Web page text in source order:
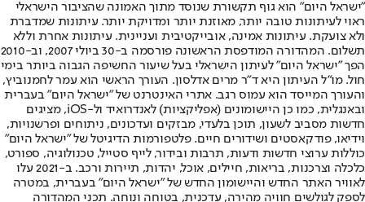
"ישראל היום" הוא גוף תקשורת שנוסד מתוך האמונה שהציבור הישראלי
ראוי לעיתונות טובה יותר, מאוזנת יותר ומדויקת יותר. עיתונות שמדברת
ולא צועקת. עיתונות אמינה, אובייקטיבית ועניינית. עיתונות אחרת וללא
תשלום. המהדורה המודפסת הראשונה פורסמה ב-30 ביולי 2007, וב-2010
הפך "ישראל היום" לעיתון הישראלי בעל שיעור החשיפה הגבוה ביותר בימי
חול. מו"ל העיתון היא ד"ר מרים אדלסון. העורך הראשי הוא עמר לחמנוביץ,
והעורך המייסד הוא עמוס רגב. אתרי האינטרנט של "ישראל היום" בעברית
ובאנגלית, כמו כן היישומונים (אפליקציות) לאנדרואיד ול-iOS, מציגים
חדשות מסביב לשעון, תוכן בלעדי, מבזקים ועדכונים, ניתוחים ופרשנויות,
וידיאו, פודקאסטים ושידורים חיים. פלטפורמות הדיגיטל של "ישראל היום"
כוללות ערוצי חדשות ודעות, תרבות ובידור, לייף סטייל, טכנולוגיה, ספורט,
כלכלה וצרכנות, בריאות, חיילים, אוכל, יהדות, תיירות ורכב. ב-2021 עלו
לאוויר האתר החדש והיישומון החדש של "ישראל היום" בעברית, במטרה
לספק לגולשים חוויה מהירה, עדכנית, בטוחה ונוחה. תכני המהדורה